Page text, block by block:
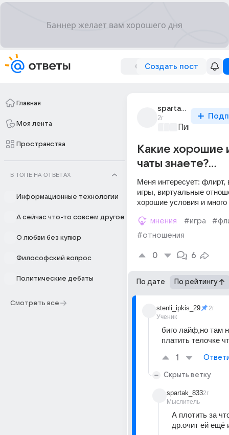
Создать пост
Главная
Моя лента
Пространства
В ТОПЕ НА ОТВЕТАХ
Информационные технологии
А сейчас что-то совсем другое
О любви без купюр
Философский вопрос
Политические дебаты
Смотреть все
spartak_833
2г
Пикантно о
Какие хорошие
чаты знаете?...
Меня интересует: флирт,
игры, виртуальные
хорошие условия и
мнения #игра
#отношения
0 6
По дате По рейтингу
stenli_ipkis_29
Ученик
2г
биго лайф,но там
платить телочке
1
Скрыть ветку
spartak_833
Мыслитель
2г
А плотить за
др.очит ей ещё